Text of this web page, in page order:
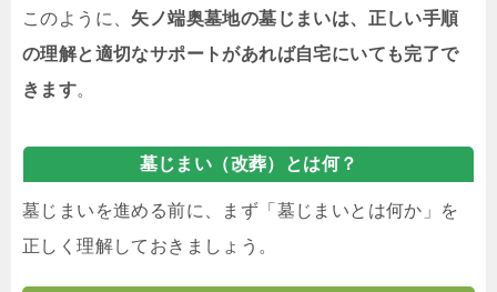
このように、 矢ノ端奥墓地の墓じまいは、正しい手順
の理解と適切なサポートがあれば自宅にいても完了で
きます。
墓じまい（改葬）とは何？
墓じまいを進める前に、まず「墓じまいとは何か」を
正しく理解しておきましょう。